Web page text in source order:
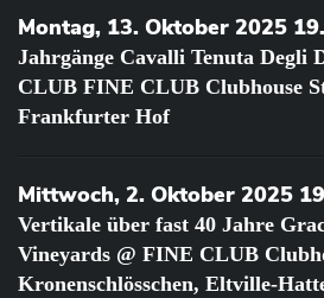
Montag, 13. Oktober 2025
Jahrgänge Cavalli Tenuta Degli
CLUB FINE CLUB Clubhouse
Frankfurter Hof
Mittwoch, 2. Oktober 2025
Vertikale über fast 40 Jahre
Vineyards @ FINE CLUB
Kronenschlösschen, Eltville-